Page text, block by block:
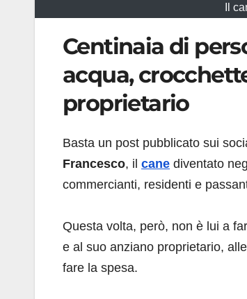
Il
Centinaia di
acqua,
proprietario
Basta un post pubblicato sui
Francesco, il cane diventato
commercianti, residenti e
Questa volta, però, non è lui a
e al suo anziano proprietario,
fare la spesa.